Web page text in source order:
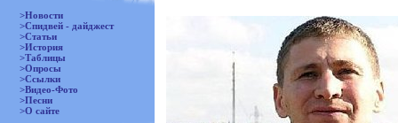
>Новости
>Спидвей - дайджест
>Статьи
>История
>Таблицы
>Опросы
>Ссылки
>Видео-Фото
>Песни
>О сайте